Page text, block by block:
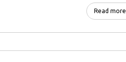
Read more